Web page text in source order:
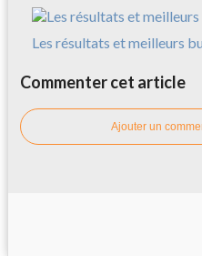
Les résultats et meilleurs
Commenter cet article
Ajouter un